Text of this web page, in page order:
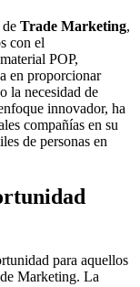
Trade Marketing,
con el
POP,
en proporcionar
la necesidad de
innovador, ha
compañías en su
de personas en
para aquellos
Marketing. La